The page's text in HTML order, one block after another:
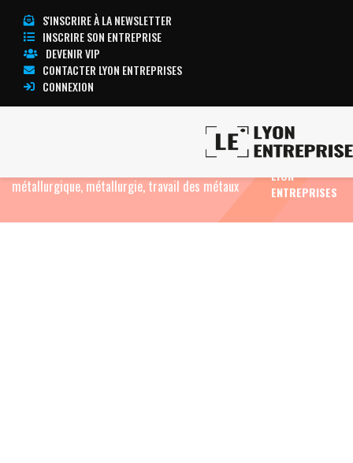
S'INSCRIRE À LA NEWSLETTER
INSCRIRE SON ENTREPRISE
DEVENIR VIP
CONTACTER LYON ENTREPRISES
CONNEXION
Industrie, sous-traitance industrielle,
métallurgique, métallurgie, travail des métaux
TOUTE
L’ACTUALITÉ
LYON
ENTREPRISES